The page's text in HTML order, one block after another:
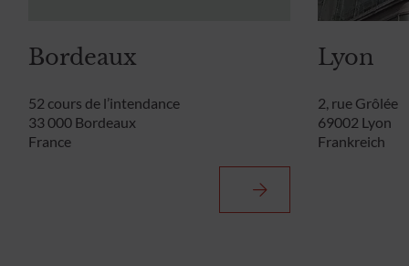
Bordeaux
52 cours de l’intendance
33 000 Bordeaux
France
Lyon
2, rue Grôlée
69002 Lyon
Frankreich